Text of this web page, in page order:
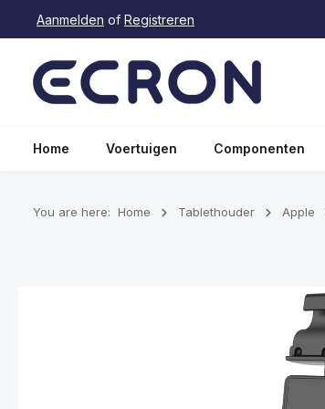
Ga naar de hoofdnavigatie
Aanmelden of Registreren
Home Voertuigen Componenten
You are here: Home Tablethouder Apple